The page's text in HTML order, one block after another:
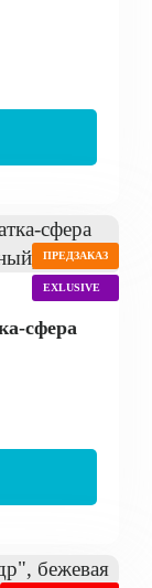
ПРЕДЗАКАЗ
EXLUSIVE
сфера